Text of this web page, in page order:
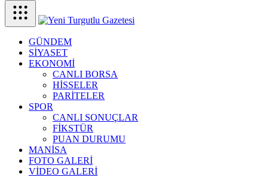
GÜNDEM
SİYASET
EKONOMİ
CANLI BORSA
HİSSELER
PARİTELER
SPOR
CANLI SONUÇLAR
FİKSTÜR
PUAN DURUMU
MANİSA
FOTO GALERİ
VİDEO GALERİ